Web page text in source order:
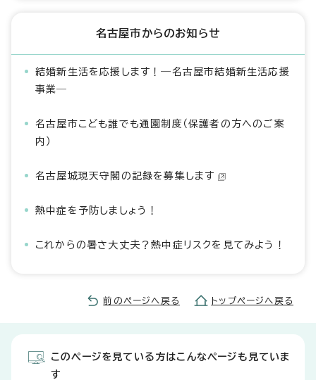
名古屋市からのお知らせ
結婚新生活を応援します！―名古屋市結婚新生活応援
事業―
名古屋市こども誰でも通園制度（保護者の方へのご案
内）
名古屋城現天守閣の記録を募集します
熱中症を予防しましょう！
これからの暑さ大丈夫？熱中症リスクを見てみよう！
前のページへ戻る トップページへ戻る
このページを見ている方はこんなページも見ていま
す